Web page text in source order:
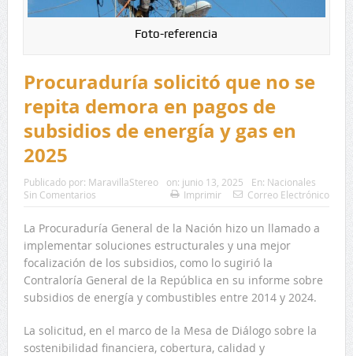
Foto-referencia
Procuraduría solicitó que no se
repita demora en pagos de
subsidios de energía y gas en
2025
Publicado por: MaravillaStereo on: junio 13, 2025 En: Nacionales
Sin Comentarios
Imprimir Correo Electrónico
La Procuraduría General de la Nación hizo un llamado a
implementar soluciones estructurales y una mejor
focalización de los subsidios, como lo sugirió la
Contraloría General de la República en su informe sobre
subsidios de energía y combustibles entre 2014 y 2024.
La solicitud, en el marco de la Mesa de Diálogo sobre la
sostenibilidad financiera, cobertura, calidad y